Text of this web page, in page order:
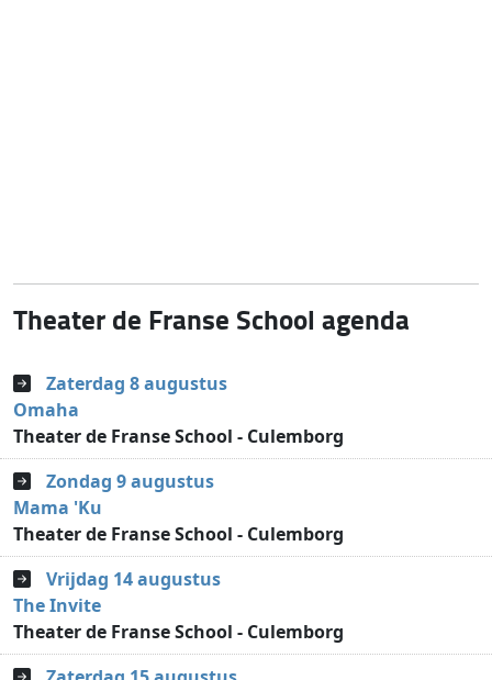
Theater de Franse School agenda
Zaterdag 8 augustus
Omaha
Theater de Franse School - Culemborg
Zondag 9 augustus
Mama 'Ku
Theater de Franse School - Culemborg
Vrijdag 14 augustus
The Invite
Theater de Franse School - Culemborg